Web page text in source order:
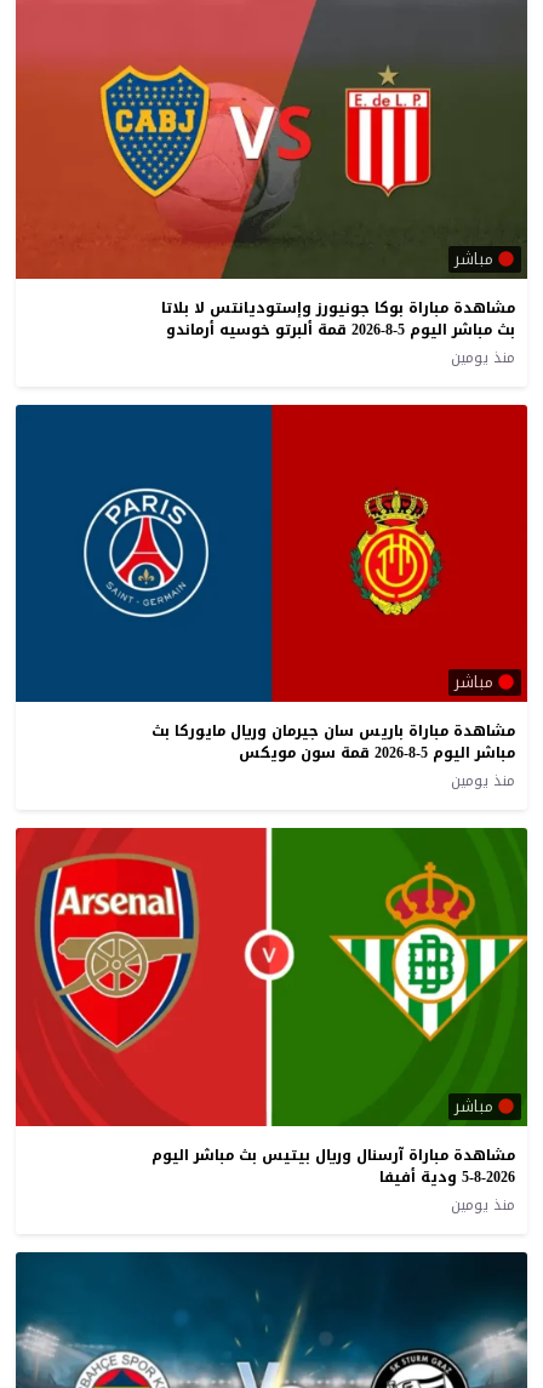
مباشر
مشاهدة مباراة بوكا جونيورز وإستوديانتس لا بلاتا
بث مباشر اليوم 5-8-2026 قمة ألبرتو خوسيه أرماندو
منذ يومين
مباشر
مشاهدة مباراة باريس سان جيرمان وريال مايوركا بث
مباشر اليوم 5-8-2026 قمة سون مويكس
منذ يومين
مباشر
مشاهدة مباراة آرسنال وريال بيتيس بث مباشر اليوم
5-8-2026 ودية أفيفا
منذ يومين